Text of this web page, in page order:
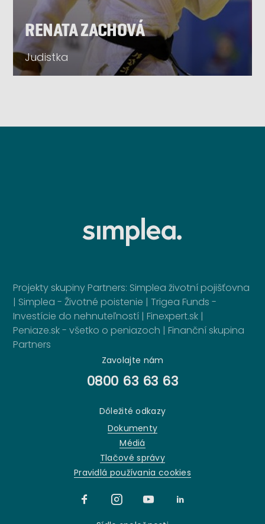
RENATA ZACHOVÁ
Judistka
Dôležité odkazy
Dokumenty
Médiá
Tlačové správy
Pravidlá používania cookies
Zavolajte nám
0800 63 63 63
Projekty skupiny Partners: Simplea životní pojišťovna
| Simplea - Životné poistenie |Trigea Funds -
Investície do nehnuteľností |Finexpert.sk |
Peniaze.sk - všetko o peniazoch |Finanční skupina
Partners